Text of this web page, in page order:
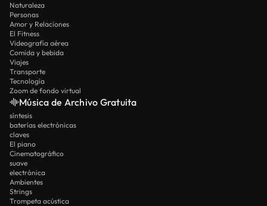
Naturaleza
Personas
Amor y Relaciones
El Fitness
Videografía aérea
Comida y bebida
Viajes
Transporte
Tecnología
Zoom de fondo virtual
Música de Archivo Gratuita
síntesis
baterías electrónicas
claves
El piano
Cinematográfico
suave
electrónica
Ambientes
Strings
Trompeta acústica